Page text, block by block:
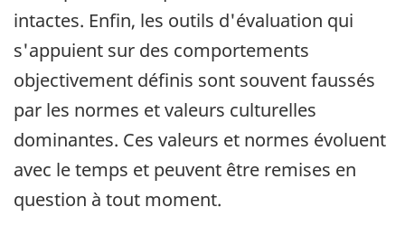
intactes. Enfin, les outils d'évaluation qui
s'appuient sur des comportements
objectivement définis sont souvent faussés
par les normes et valeurs culturelles
dominantes. Ces valeurs et normes évoluent
avec le temps et peuvent être remises en
question à tout moment.